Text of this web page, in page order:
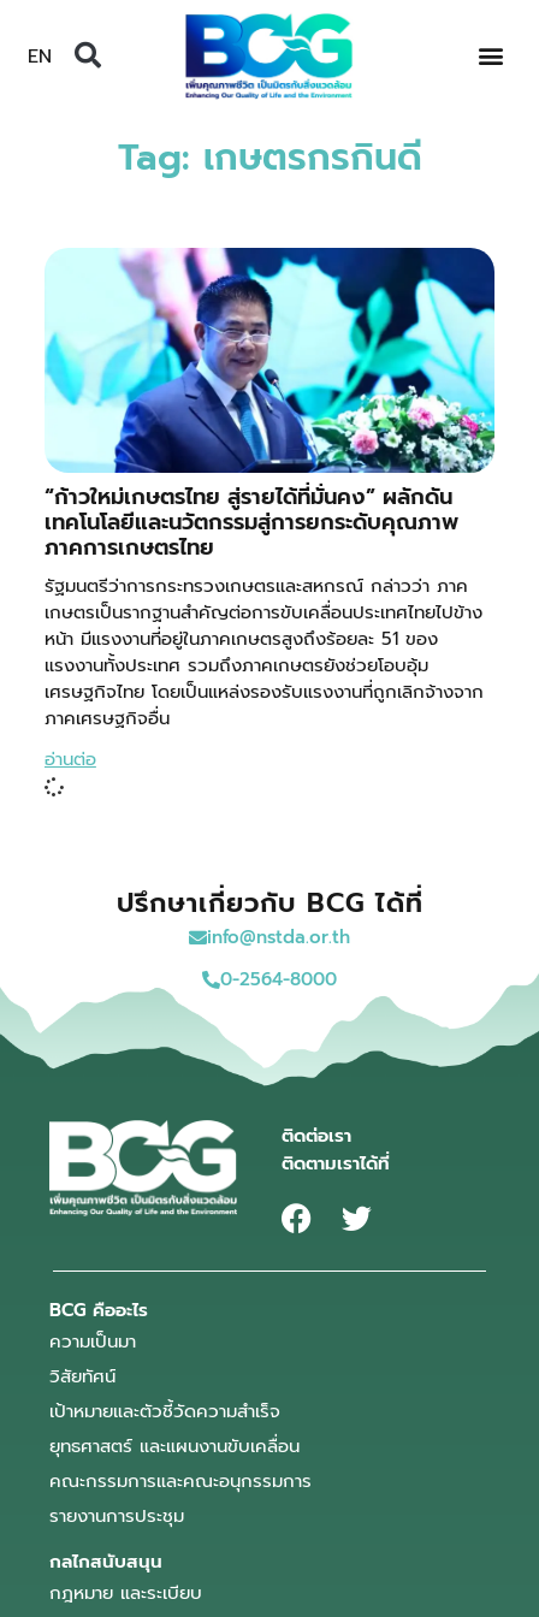
EN
Tag: เกษตรกรกินดี
“ก้าวใหม่เกษตรไทย สู่รายได้ที่มั่นคง” ผลักดัน
เทคโนโลยีและนวัตกรรมสู่การยกระดับคุณภาพ
ภาคการเกษตรไทย
รัฐมนตรีว่าการกระทรวงเกษตรและสหกรณ์ กล่าวว่า ภาค
เกษตรเป็นรากฐานสำคัญต่อการขับเคลื่อนประเทศไทยไปข้าง
หน้า มีแรงงานที่อยู่ในภาคเกษตรสูงถึงร้อยละ 51 ของ
แรงงานทั้งประเทศ รวมถึงภาคเกษตรยังช่วยโอบอุ้ม
เศรษฐกิจไทย โดยเป็นแหล่งรองรับแรงงานที่ถูกเลิกจ้างจาก
ภาคเศรษฐกิจอื่น
อ่านต่อ
ปรึกษาเกี่ยวกับ BCG ได้ที่
info@nstda.or.th
0-2564-8000
ติดต่อเรา
ติดตามเราได้ที่
BCG คืออะไร
ความเป็นมา
วิสัยทัศน์
เป้าหมายและตัวชี้วัดความสำเร็จ
ยุทธศาสตร์ และแผนงานขับเคลื่อน
คณะกรรมการและคณะอนุกรรมการ
รายงานการประชุม
กลไกสนับสนุน
กฎหมาย และระเบียบ